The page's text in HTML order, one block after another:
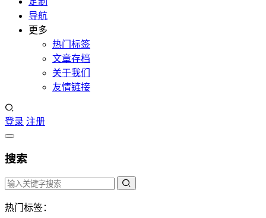
导航
更多
热门标签
文章存档
关于我们
友情链接
登录 注册
搜索
热门标签：